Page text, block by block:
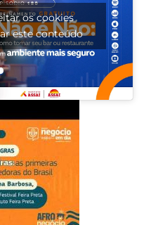
os cookies
este conteúdo